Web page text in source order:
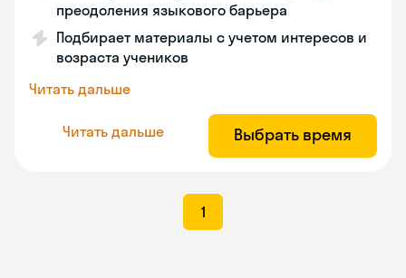
преодоления языкового барьера
Подбирает материалы с учетом интересов и
возраста учеников
Читать дальше
Читать дальше Выбрать время
1